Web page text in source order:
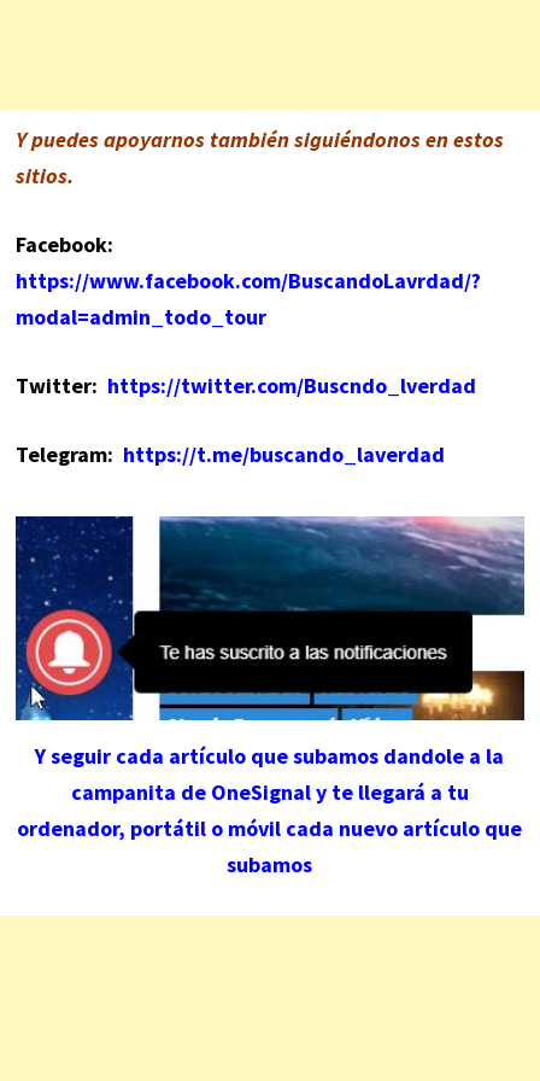
Y puedes apoyarnos también siguiéndonos en estos
sitios.
Facebook:
https://www.facebook.com/BuscandoLavrdad/?
modal=admin_todo_tour
Twitter: https://twitter.com/Buscndo_lverdad
Telegram: https://t.me/buscando_laverdad
Y seguir cada artículo que subamos dandole a la
campanita de OneSignal y te llegará a tu
ordenador, portátil o móvil cada nuevo artículo que
subamos